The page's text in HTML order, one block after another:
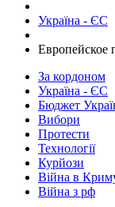
Україна - ЄС
​Европейское
За кордоном
Україна - ЄС
Бюджет
Вибори
Протести
Технології
Курйози
Війна в
Війна з рф